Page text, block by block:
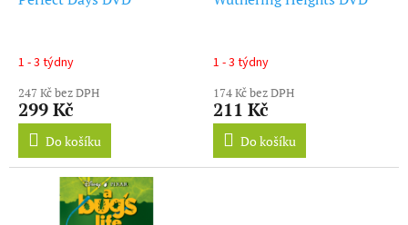
y
a
D
V
1 - 3 týdny
247 Kč bez DPH
299 Kč
Do košíku
1 - 3 týdny
174 Kč bez DPH
211 Kč
Do košíku